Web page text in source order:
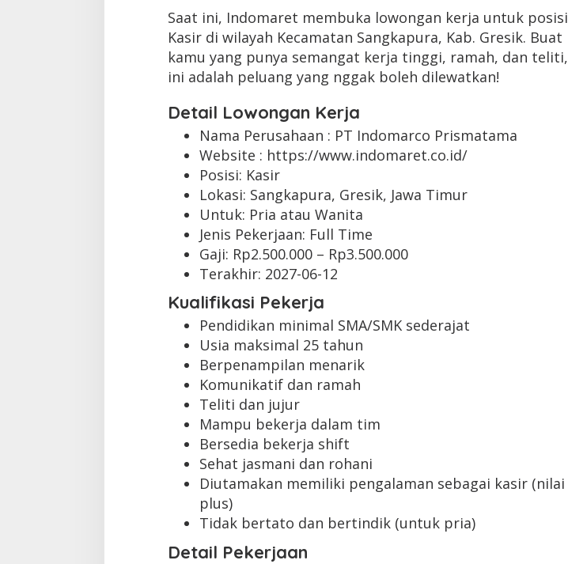
Saat ini, Indomaret membuka lowongan kerja untuk posisi
Kasir di wilayah Kecamatan Sangkapura, Kab. Gresik. Buat
kamu yang punya semangat kerja tinggi, ramah, dan teliti,
ini adalah peluang yang nggak boleh dilewatkan!
Detail Lowongan Kerja
Nama Perusahaan : PT Indomarco Prismatama
Website : https://www.indomaret.co.id/
Posisi: Kasir
Lokasi: Sangkapura, Gresik, Jawa Timur
Untuk: Pria atau Wanita
Jenis Pekerjaan: Full Time
Gaji: Rp2.500.000– Rp3.500.000
Terakhir: 2027-06-12
Kualifikasi Pekerja
Pendidikan minimal SMA/SMK sederajat
Usia maksimal 25 tahun
Berpenampilan menarik
Komunikatif dan ramah
Teliti dan jujur
Mampu bekerja dalam tim
Bersedia bekerja shift
Sehat jasmani dan rohani
Diutamakan memiliki pengalaman sebagai kasir (nilai
plus)
Tidak bertato dan bertindik (untuk pria)
Detail Pekerjaan